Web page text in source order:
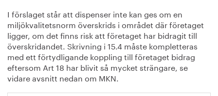
I förslaget står att dispenser inte kan ges om en
miljökvalitetsnorm överskrids i området där företaget
ligger, om det finns risk att företaget har bidragit till
överskridandet. Skrivning i 15.4 måste kompletteras
med ett förtydligande koppling till företaget bidrag
eftersom Art 18 har blivit så mycket strängare, se
vidare avsnitt nedan om MKN.